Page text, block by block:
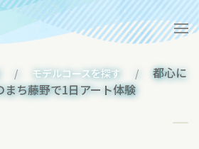
モデルコースを探す
都心に
ち藤野で1日アート体験